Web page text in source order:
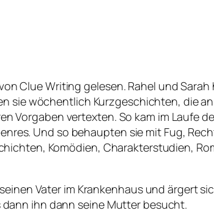
Clue Writing gelesen. Rahel und
sie wöchentlich Kurzgeschichten, die
Vorgaben vertexten. So kam im Laufe
Und so behaupten sie mit Fug,
Komödien, Charakterstudien,
Vater im Krankenhaus und ärgert
ihn dann seine Mutter besucht.